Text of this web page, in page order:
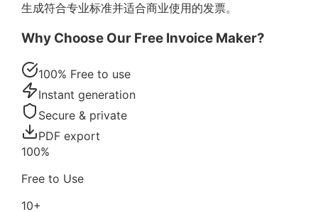
生成符合专业标准并适合商业使用的发票。
Why Choose Our Free Invoice Maker?
100% Free to use
Instant generation
Secure & private
PDF export
100%
Free to Use
10+